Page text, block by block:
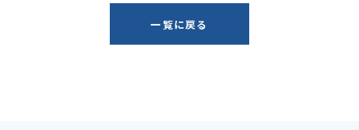
一覧に戻る